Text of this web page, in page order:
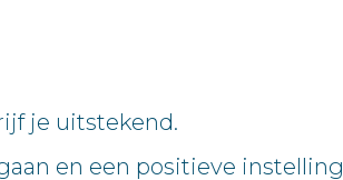
je uitstekend.
en een positieve instelling